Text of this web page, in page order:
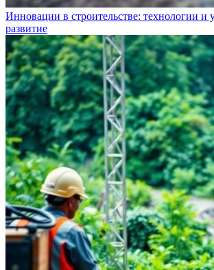
Инновации в строительстве: технологии и
развитие